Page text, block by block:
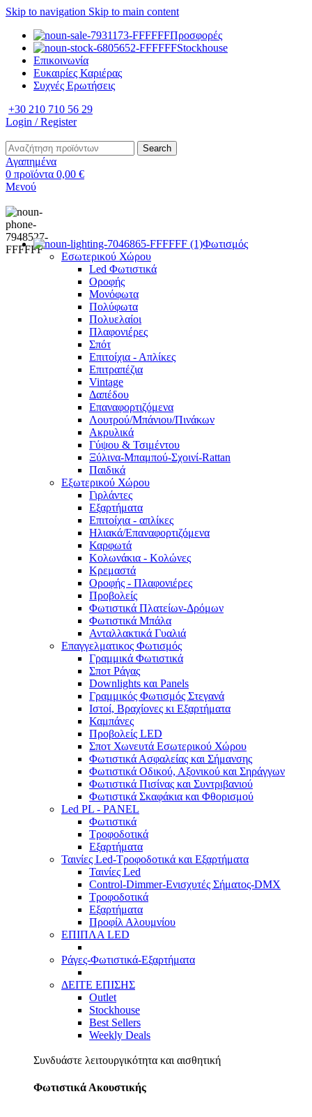
Skip to navigation Skip to main content
Προσφορές
Stockhouse
Επικοινωνία
Ευκαιρίες Καριέρας
Συχνές Ερωτήσεις
+30 210 710 56 29
Login / Register
Search
Αγαπημένα
0 προϊόντα 0,00 €
Μενού
Φωτισμός
Εσωτερικού Χώρου
Led Φωτιστικά
Οροφής
Μονόφωτα
Πολύφωτα
Πολυελαίοι
Πλαφονιέρες
Σπότ
Επιτοίχια - Απλίκες
Επιτραπέζια
Vintage
Δαπέδου
Επαναφορτιζόμενα
Λουτρού/Μπάνιου/Πινάκων
Ακρυλικά
Γύψου & Τσιμέντου
Ξύλινα-Μπαμπού-Σχοινί-Rattan
Παιδικά
Εξωτερικού Χώρου
Γιρλάντες
Εξαρτήματα
Επιτοίχια - απλίκες
Ηλιακά/Επαναφορτιζόμενα
Καρφωτά
Κολωνάκια - Κολώνες
Κρεμαστά
Οροφής - Πλαφονιέρες
Προβολείς
Φωτιστικά Πλατείων-Δρόμων
Φωτιστικά Μπάλα
Ανταλλακτικά Γυαλιά
Επαγγελματικος Φωτισμός
Γραμμικά Φωτιστικά
Σποτ Ράγας
Downlights και Panels
Γραμμικός Φωτισμός Στεγανά
Ιστοί, Βραχίονες κι Εξαρτήματα
Καμπάνες
Προβολείς LED
Σποτ Χωνευτά Εσωτερικού Χώρου
Φωτιστικά Ασφαλείας και Σήμανσης
Φωτιστικά Οδικού, Αξονικού και Σηράγγων
Φωτιστικά Πισίνας και Συντριβανιού
Φωτιστικά Σκαφάκια και Φθορισμού
Led PL - PANEL
Φωτιστικά
Τροφοδοτικά
Εξαρτήματα
Ταινίες Led-Τροφοδοτικά και Εξαρτήματα
Ταινίες Led
Control-Dimmer-Ενισχυτές Σήματος-DMX
Τροφοδοτικά
Εξαρτήματα
Προφίλ Αλουμνίου
ΕΠΙΠΛΑ LED
Ράγες-Φωτιστικά-Εξαρτήματα
ΔΕΙΤΕ ΕΠΙΣΗΣ
Outlet
Stockhouse
Best Sellers
Weekly Deals
Συνδυάστε λειτουργικότητα και αισθητική
Φωτιστικά Ακουστικής